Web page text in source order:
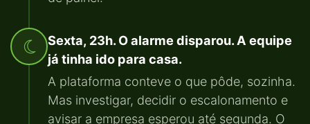
Sexta, 23h. O alarme disparou. A equipe
já tinha ido para casa.
A plataforma conteve o que pôde, sozinha.
Mas investigar, decidir o escalonamento e
avisar a empresa esperou até segunda. O